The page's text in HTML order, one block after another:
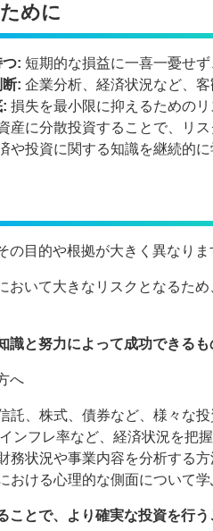
めに
: 短期的な損益に一喜一憂せ
: 企業分析、経済状況など、
: 損失を最小限に抑えるためのリ
産に分散投資することで、リス
や投資に関する知識を継続的に
の目的や根拠が大きく異なりま
おいて大きなリスクとなるため
識と努力によって成功できるも
へ
託、株式、債券など、様々な投
ンフレ率など、経済状況を把
務状況や事業内容を分析する方
おける心理的な側面について学
ことで、より確実な投資を行う